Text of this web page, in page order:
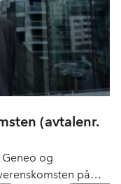
(avtalenr.
og
på